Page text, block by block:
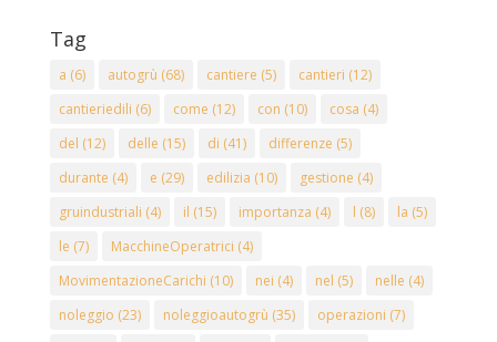
Tag
a (6) autogrù (68) cantiere (5) cantieri (12)
cantieriedili (6) come (12) con (10) cosa (4)
del (12) delle (15) di (41) differenze (5)
durante (4) e (29) edilizia (10) gestione (4)
gruindustriali (4) il (15) importanza (4) l (8) la (5)
le (7) MacchineOperatrici (4)
MovimentazioneCarichi (10) nei (4) nel (5) nelle (4)
noleggio (23) noleggioautogrù (35) operazioni (7)